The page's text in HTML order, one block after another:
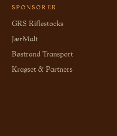
SPONSORER
GRS Riflestocks
JærMalt
Bøstrand Transport
Kragset & Partners